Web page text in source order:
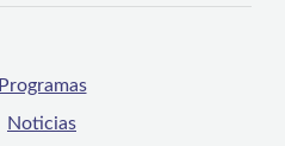
Programas
Noticias